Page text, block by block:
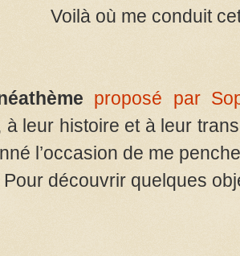
Voilà où me conduit
proposé par
à leur histoire et à leur
l’occasion de me
Pour découvrir quelques